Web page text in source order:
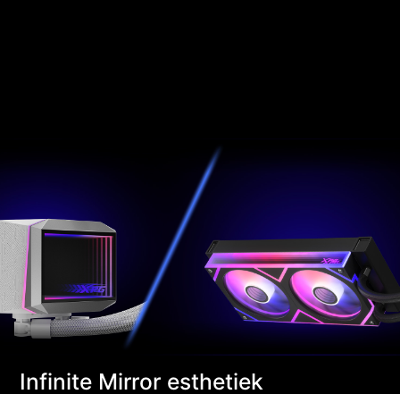
Infinite Mirror esthetiek